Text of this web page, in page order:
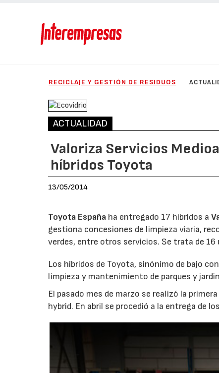
RECICLAJE Y GESTIÓN DE RESIDUOS
ACTUALIDAD
Valoriza Servicios
híbridos Toyota
13/05/2014
Toyota España ha entregado 17 híbridos a
gestiona concesiones de limpieza viaria,
verdes, entre otros servicios. Se trata de 16
Los híbridos de Toyota, sinónimo de bajo
limpieza y mantenimiento de parques y
El pasado mes de marzo se realizó la
hybrid. En abril se procedió a la entrega de